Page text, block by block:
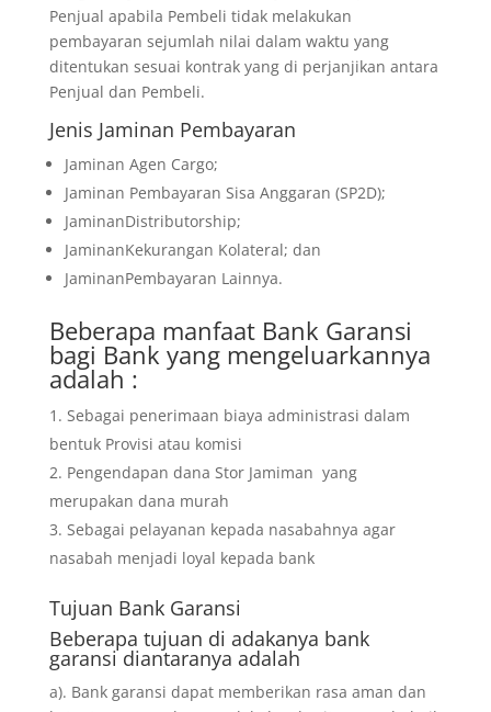
Penjual apabila Pembeli tidak melakukan
pembayaran sejumlah nilai dalam waktu yang
ditentukan sesuai kontrak yang di perjanjikan antara
Penjual dan Pembeli.
Jenis Jaminan Pembayaran
Jaminan Agen Cargo;
Jaminan Pembayaran Sisa Anggaran (SP2D);
JaminanDistributorship;
JaminanKekurangan Kolateral; dan
JaminanPembayaran Lainnya.
Beberapa manfaat Bank Garansi
bagi Bank yang mengeluarkannya
adalah :
Sebagai penerimaan biaya administrasi dalam
bentuk Provisi atau komisi
Pengendapan dana Stor Jamiman yang
merupakan dana murah
Sebagai pelayanan kepada nasabahnya agar
nasabah menjadi loyal kepada bank
Tujuan Bank Garansi
Beberapa tujuan di adakanya bank
garansi diantaranya adalah
a). Bank garansi dapat memberikan rasa aman dan